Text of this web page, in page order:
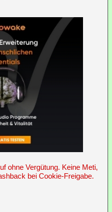
ohne Vergütung. Keine Meti,
bei Cookie-Freigabe.